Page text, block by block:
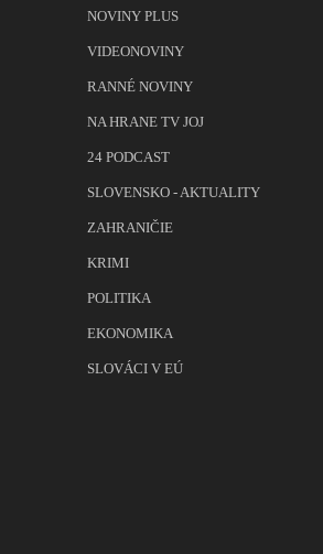
NOVINY PLUS
VIDEONOVINY
RANNÉ NOVINY
NA HRANE TV JOJ
24 PODCAST
SLOVENSKO - AKTUALITY
ZAHRANIČIE
KRIMI
POLITIKA
EKONOMIKA
SLOVÁCI V EÚ